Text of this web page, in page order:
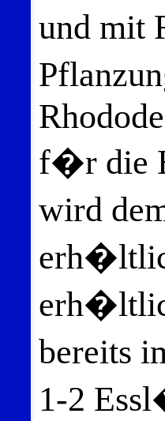
und mit
f�r die
wird
bereits
1-2